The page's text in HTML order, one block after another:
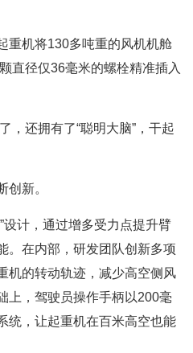
重机将130多吨重的风机机舱
直径仅36毫米的螺栓精准插入
，还拥有了“聪明大脑”，干起
创新。
设计，通过增多受力点提升臂
。在内部，研发团队创新多项
机的转动轨迹，减少高空侧风
上，驾驶员操作手柄以200毫
统，让起重机在百米高空也能